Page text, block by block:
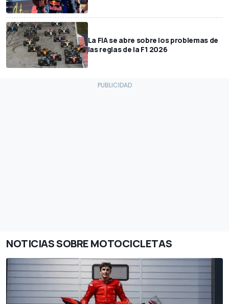
La FIA se abre sobre los problemas de
las reglas de la F1 2026
NOTICIAS SOBRE MOTOCICLETAS